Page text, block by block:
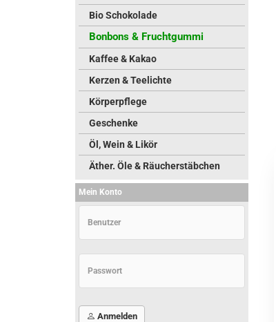
Bio Schokolade
Bonbons & Fruchtgummi
Kaffee & Kakao
Kerzen & Teelichte
Körperpflege
Geschenke
Öl, Wein & Likör
Äther. Öle & Räucherstäbchen
Mein Konto
Anmelden